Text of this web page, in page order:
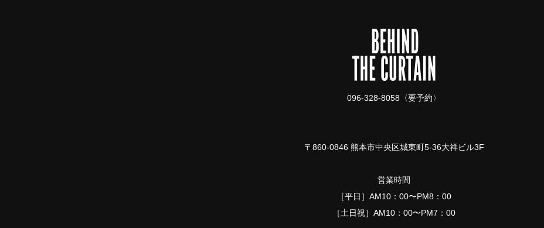
096-328-8058〈要予約〉
〒860-0846 熊本市中央区城東町5-36大祥ビル3F
営業時間
［平日］AM10：00〜PM8：00
［土日祝］AM10：00〜PM7：00